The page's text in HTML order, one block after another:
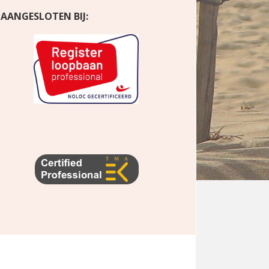
AANGESLOTEN BIJ: